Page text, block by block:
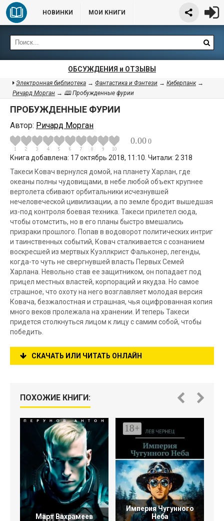
НОВИНКИ МОИ КНИГИ
ОБСУЖДЕНИЯ и ОТЗЫВЫ
Электронная библиотека → Фантастика и Фэнтези → Киберпанк→
Ричард Морган → 🕮 Пробужденные фурии
ПРОБУЖДЕННЫЕ ФУРИИ
Автор: Ричард Морган
0.00 0
Книга добавлена: 17 октябрь 2018, 11:10. Читали: 2 318
Такеси Ковач вернулся домой, на планету Харлан, где
океаны полны чудовищами, в небе любой объект крупнее
вертолета сбивают орбитальники исчезнувшей
нечеловеческой цивилизации, а по земле бродит вышедшая
из-под контроля боевая техника. Такеси прилетел сюда,
чтобы отомстить, но в его планы быстро вмешались
призраки прошлого. Попав в водоворот политических интриг
и таинственных событий, Ковач сталкивается с сознанием
воскресшей из мертвых Куэллкрист Фальконер, легенды,
когда-то чуть не свергнувшей власть Первых Семей
Харлана. Невольно став ее защитником, он попадает под
прицел местных властей, корпораций и якудза. Но самое
страшное, что охоту на него возглавляет молодая версия
Ковача, безжалостная и страшная, чья оцифрованная копия
много веков пролежала на хранении. И теперь Такеси
придется столкнуться лицом к лицу с самим собой, чтобы
победить.
СКАЧАТЬ ИЛИ ЧИТАТЬ ОНЛАЙН
ПОХОЖИЕ КНИГИ:
Март Вахрамеев
Империя Чугунного
Неба